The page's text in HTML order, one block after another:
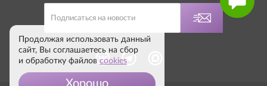
Продолжая использовать данный
сайт, Вы соглашаетесь на сбор
и обработку файлов cookies
Хорошо